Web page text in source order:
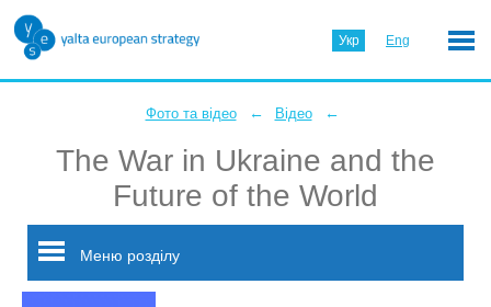
Укр Eng
Фото та відео ← Відео ←
The War in Ukraine and the
Future of the World
Меню розділу